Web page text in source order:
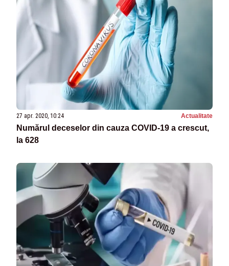
27 apr. 2020, 10:24 Actualitate
Numărul deceselor din cauza COVID-19 a crescut,
la 628